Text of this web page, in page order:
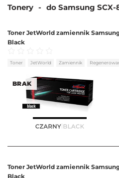
Tonery - do Samsung SCX-
BRAK
Toner JetWorld zamiennik Samsung
Black
Oceniono
Toner JetWorld Zamiennik
Toner JetWorld zamiennik Samsung
Black